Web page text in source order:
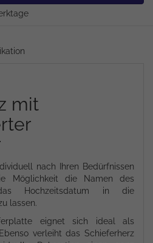
mit
nach Ihren Bedürfnissen
Möglichkeit die Namen des
Hochzeitsdatum in die
lassen.
eignet sich ideal als
verleiht das Schieferherz